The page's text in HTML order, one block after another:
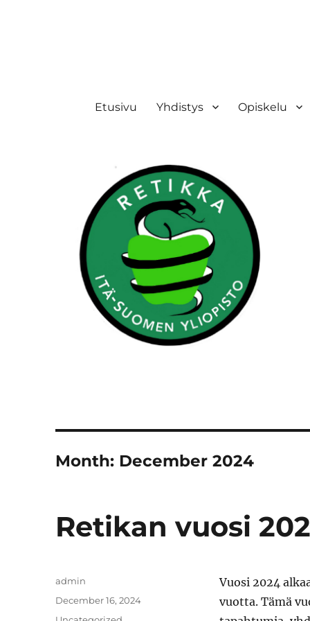
Etusivu Yhdistys Opiskelu
Month: December 2024
Retikan vuosi
Vuosi 2024
vuotta. Tämä
Author
admin
Posted
December 16, 2024